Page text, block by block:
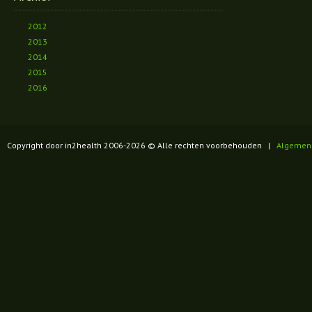
2012
2013
2014
2015
2016
Copyright door in2health 2006-2026 © Alle rechten voorbehouden |